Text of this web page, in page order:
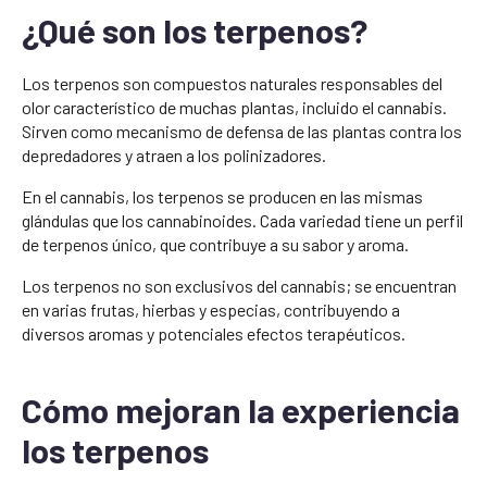
¿Qué son los terpenos?
Los terpenos son compuestos naturales responsables del
olor característico de muchas plantas, incluido el cannabis.
Sirven como mecanismo de defensa de las plantas contra los
depredadores y atraen a los polinizadores.
En el cannabis, los terpenos se producen en las mismas
glándulas que los cannabinoides. Cada variedad tiene un perfil
de terpenos único, que contribuye a su sabor y aroma.
Los terpenos no son exclusivos del cannabis; se encuentran
en varias frutas, hierbas y especias, contribuyendo a
diversos aromas y potenciales efectos terapéuticos.
Cómo mejoran la experiencia
los terpenos